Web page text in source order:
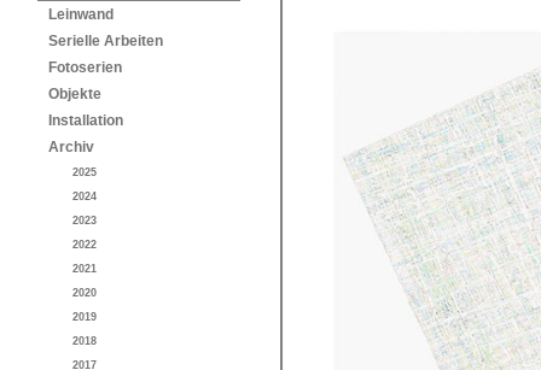
Leinwand
Serielle Arbeiten
Fotoserien
Objekte
Installation
Archiv
2025
2024
2023
2022
2021
2020
2019
2018
2017